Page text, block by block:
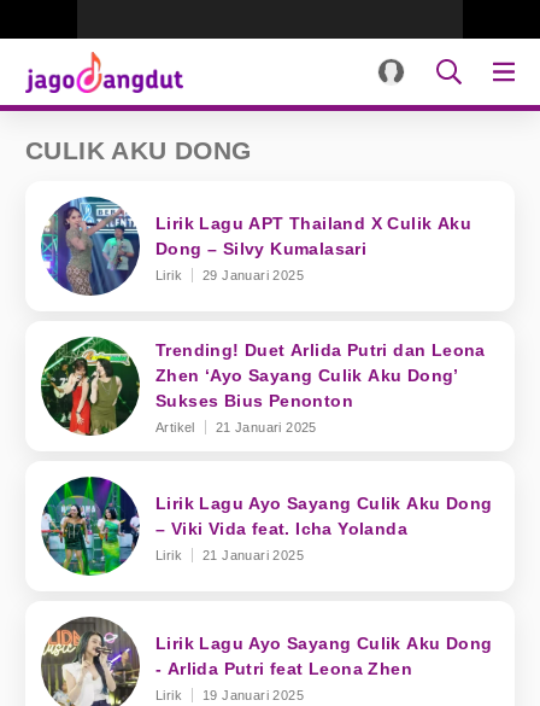
CULIK AKU DONG
Lirik Lagu APT Thailand X Culik Aku
Dong – Silvy Kumalasari
Lirik 29 Januari 2025
Trending! Duet Arlida Putri dan Leona
Zhen ‘Ayo Sayang Culik Aku Dong’
Sukses Bius Penonton
Artikel 21 Januari 2025
Lirik Lagu Ayo Sayang Culik Aku Dong
– Viki Vida feat. Icha Yolanda
Lirik 21 Januari 2025
Lirik Lagu Ayo Sayang Culik Aku Dong
- Arlida Putri feat Leona Zhen
Lirik 19 Januari 2025